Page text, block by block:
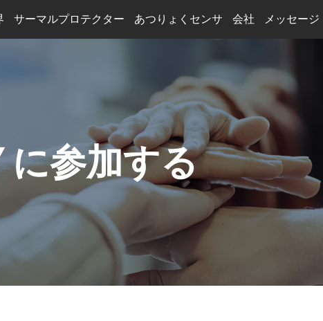
半導体装置
スマート家電 すべての業界を見る
サーマルプロテクター あつりょくセンサ 会社 メッセージ
に参加する